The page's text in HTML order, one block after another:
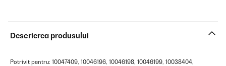
Descrierea produsului
Potrivit pentru: 10047409, 10046196, 10046198, 10046199, 10038404,